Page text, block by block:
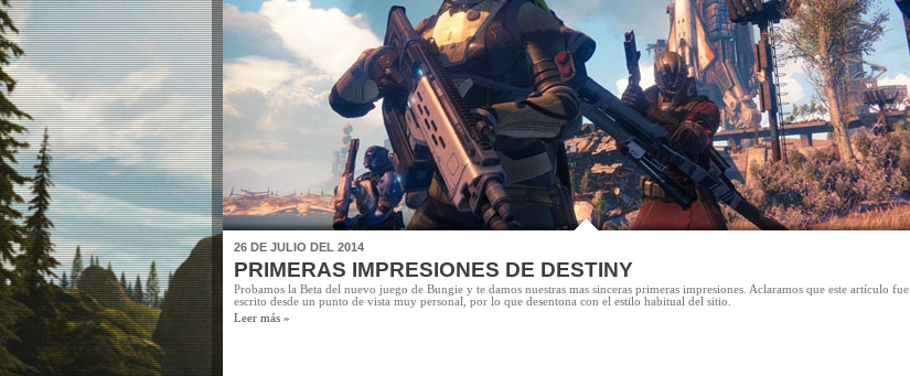
26 DE JULIO DEL 2014
PRIMERAS IMPRESIONES DE DESTINY
Probamos la Beta del nuevo juego de Bungie y te damos nuestras mas sinceras primeras impresiones. Aclaramos que este artículo fue
escrito desde un punto de vista muy personal, por lo que desentona con el estilo habitual del sitio.
Leer más »